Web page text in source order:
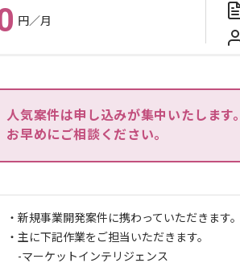
円／月
人気案件は申し込みが集中いたします。
お早めにご相談ください。
・新規事業開発案件に携わっていただきます。
・主に下記作業をご担当いただきます。
-マーケットインテリジェンス